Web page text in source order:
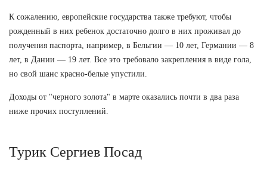
К сожалению, европейские государства также требуют, чтобы
рожденный в них ребенок достаточно долго в них проживал до
получения паспорта, например, в Бельгии — 10 лет, Германии — 8
лет, в Дании — 19 лет. Все это требовало закрепления в виде гола,
но свой шанс красно-белые упустили.
Доходы от "черного золота" в марте оказались почти в два раза
ниже прочих поступлений.
Турик Сергиев Посад